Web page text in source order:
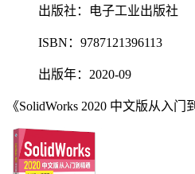
出版社：电子工业出版社
ISBN：9787121396113
出版年：2020-09
《SolidWorks 2020 中文版从入